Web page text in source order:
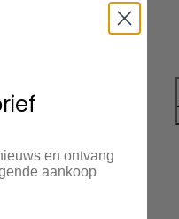
en ontvang
aankoop